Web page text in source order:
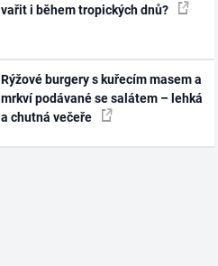
vařit i během tropických dnů?
Rýžové burgery s kuřecím masem a
mrkví podávané se salátem – lehká
a chutná večeře